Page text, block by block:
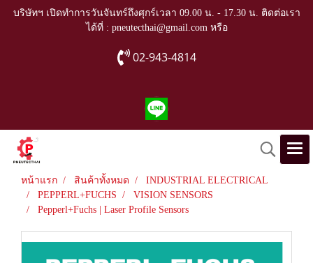
บริษัทฯ เปิดทำการวันจันทร์ถึงศุกร์เวลา 09.00 น. - 17.30 น. ติดต่อเรา
ได้ที่ : pneutecthai@gmail.com หรือ
02-943-4814
หน้าแรก สินค้าทั้งหมด
INDUSTRIAL ELECTRICAL
PEPPERL+FUCHS
VISION SENSORS
Pepperl+Fuchs | Laser Profile Sensors